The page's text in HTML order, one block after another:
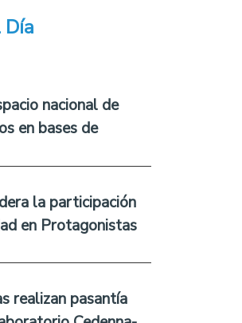
Día
nacional de
en bases de
la participación
en Protagonistas
realizan pasantía